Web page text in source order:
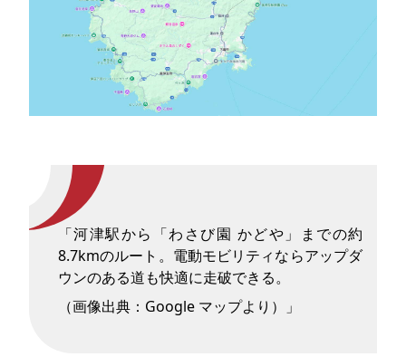
「河津駅から「わさび園 かどや」までの約
8.7kmのルート。電動モビリティならアップダ
ウンのある道も快適に走破できる。
（画像出典：Google マップより）」